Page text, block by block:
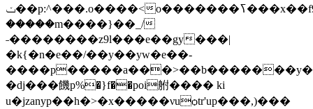
ݖ��p:^���.o����<o�������ߖ���x��f9��o�����|s;�?ޯ
�����m����}��_/
˗��������z9l���e��gy���|
�k{�n�e��/��y��yw�e��-
�dj���饑p%�}f��poi䑧���� ki
u�jzanyp��h�>�x�����νuѻtr'up���,)���